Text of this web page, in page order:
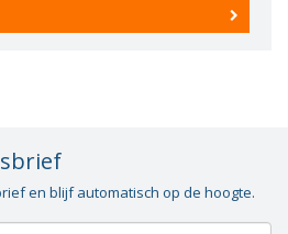
en blijf automatisch op de hoogte.